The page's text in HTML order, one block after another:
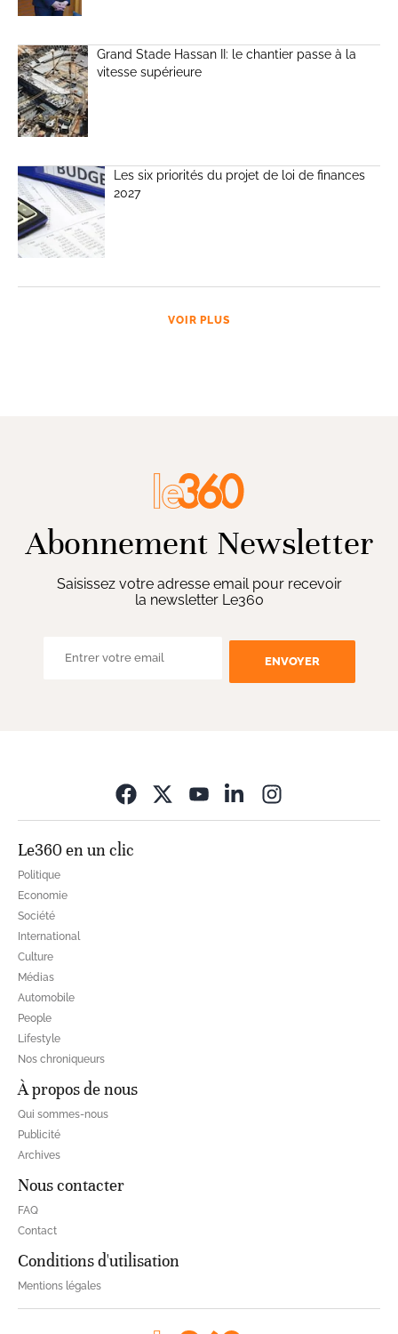
Grand Stade Hassan II: le chantier passe à la
vitesse supérieure
Les six priorités du projet de loi de finances
2027
VOIR PLUS
Abonnement Newsletter
Saisissez votre adresse email pour recevoir
la newsletter Le360
ENVOYER
Le360 en un clic
Politique
Economie
Société
International
Culture
Médias
Automobile
People
Lifestyle
Nos chroniqueurs
À propos de nous
Qui sommes-nous
Publicité
Archives
Nous contacter
FAQ
Contact
Conditions d'utilisation
Mentions légales